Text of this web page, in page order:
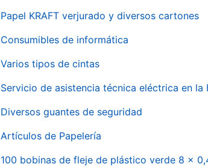
Papel KRAFT verjurado y diversos cartones
Consumibles de informática
Varios tipos de cintas
Servicio de asistencia técnica eléctrica en la
Diversos guantes de seguridad
Artículos de Papelería
100 bobinas de fleje de plástico verde 8 x